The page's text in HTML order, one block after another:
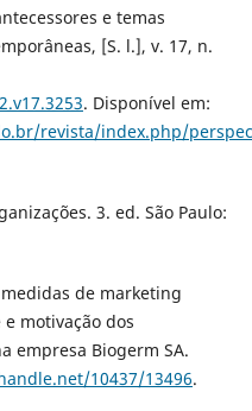
e temas
[S. l.], v. 17, n.
. Disponível em:
revista/index.php/
3. ed. São Paulo:
medidas de marketing
motivação dos
empresa Biogerm SA.
10437/13496.